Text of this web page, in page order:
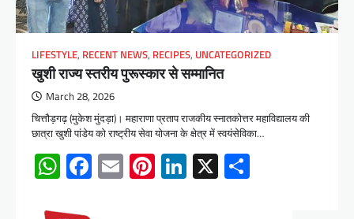
LIFESTYLE, RECENT NEWS, RECIPES, UNCATEGORIZED
खुशी राज्य स्तरीय पुरूस्कार से सम्मानित
March 28, 2026
चित्तौड़गढ़ (मुकेश मुंदड़ा)। महाराणा प्रताप राजकीय स्नातकोत्तर महाविद्यालय की
छात्रा खुशी पांडेय को राष्ट्रीय सेवा योजना के क्षेत्र में स्वयंसेविका…
WhatsApp
Facebook
EmailPinterest
LinkedIn
X